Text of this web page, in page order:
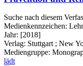
Suche nach diesem
Medienkennzeichen:
Jahr: [2018]
Verlag: Stuttgart ; New
Mediengruppe:
lädt